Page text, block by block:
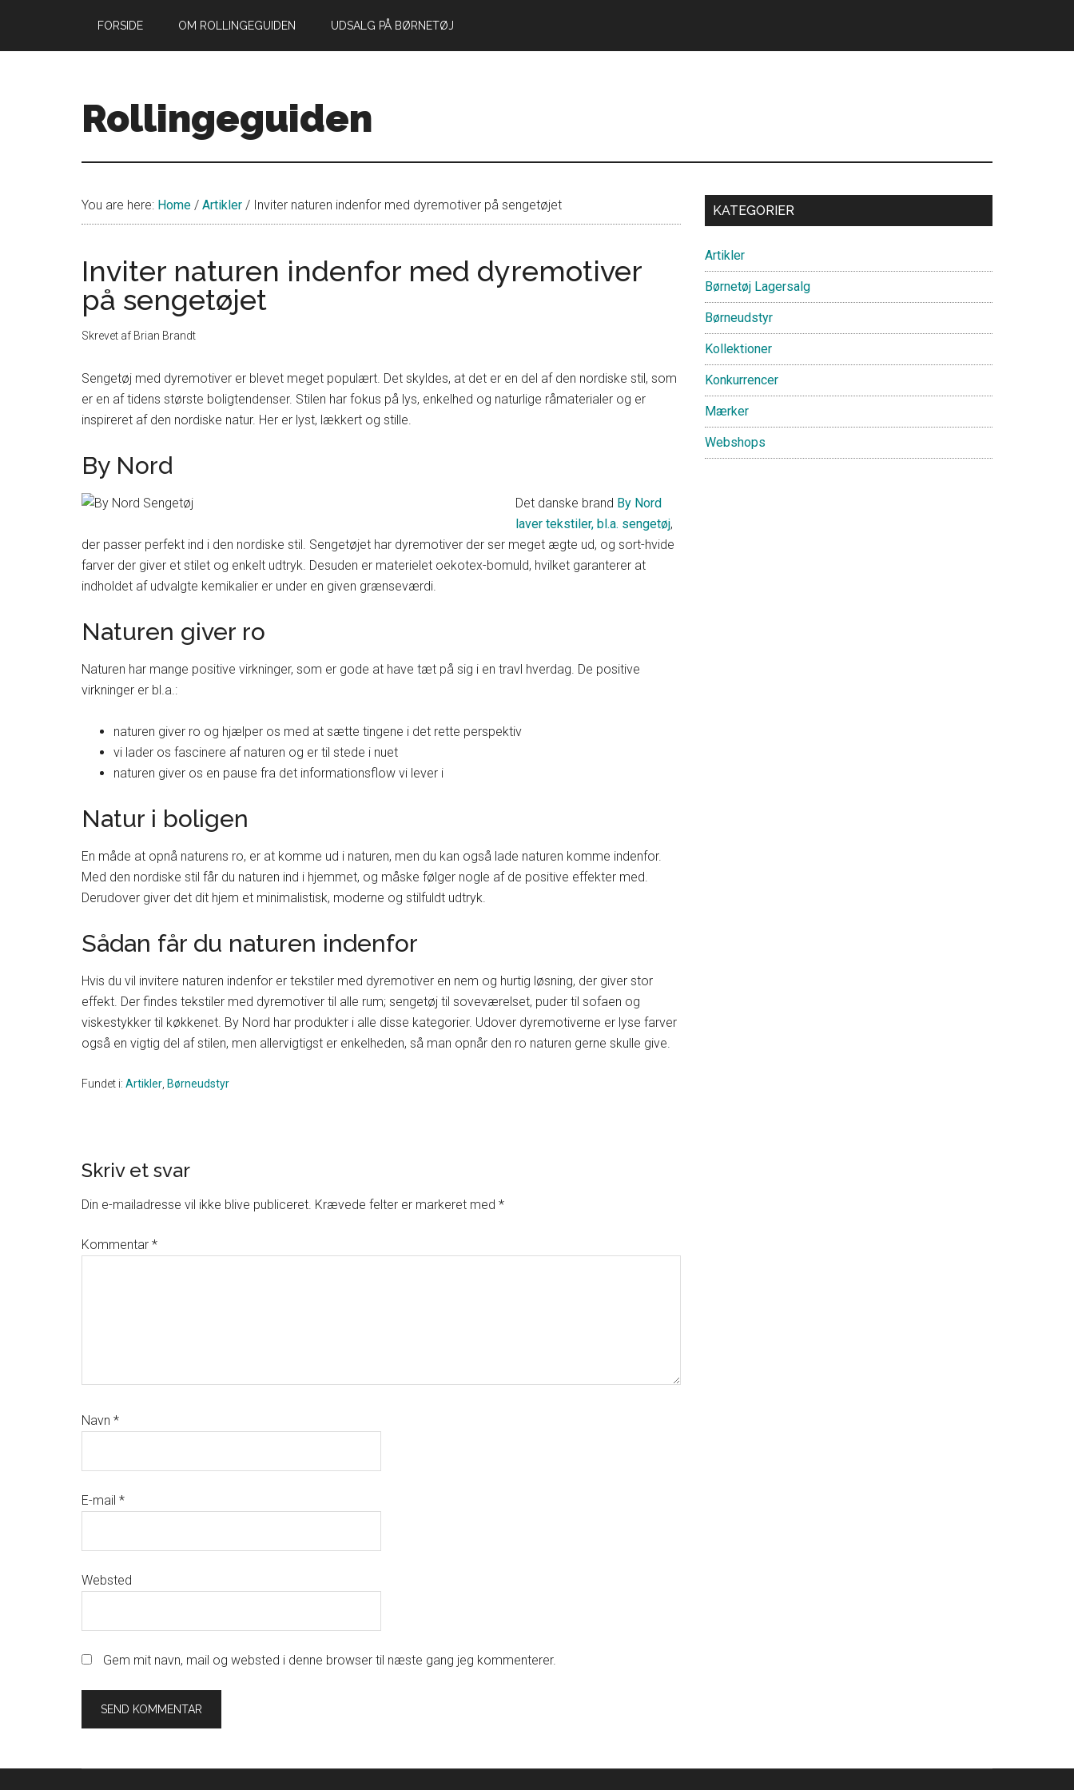
main
primary
FORSIDE OM ROLLINGEGUIDEN UDSALG PÅ BØRNETØJ
Rollingeguiden
guide
livet
med
små
rollinger
You are here: Home / Artikler / Inviter naturen indenfor med dyremotiver på sengetøjet
Inviter naturen indenfor med dyremotiver
på sengetøjet
Skrevet af Brian Brandt
Sengetøj med dyremotiver er blevet meget populært. Det skyldes, at det er en del af den nordiske stil, som
er en af tidens største boligtendenser. Stilen har fokus på lys, enkelhed og naturlige råmaterialer og er
inspireret af den nordiske natur. Her er lyst, lækkert og stille.
By Nord
Det danske brand By Nord
laver tekstiler, bl.a. sengetøj,
der passer perfekt ind i den nordiske stil. Sengetøjet har dyremotiver der ser meget ægte ud, og sort-hvide
farver der giver et stilet og enkelt udtryk. Desuden er materielet oekotex-bomuld, hvilket garanterer at
indholdet af udvalgte kemikalier er under en given grænseværdi.
Naturen giver ro
Naturen har mange positive virkninger, som er gode at have tæt på sig i en travl hverdag. De positive
virkninger er bl.a.:
naturen giver ro og hjælper os med at sætte tingene i det rette perspektiv
vi lader os fascinere af naturen og er til stede i nuet
naturen giver os en pause fra det informationsflow vi lever i
Natur i boligen
En måde at opnå naturens ro, er at komme ud i naturen, men du kan også lade naturen komme indenfor.
Med den nordiske stil får du naturen ind i hjemmet, og måske følger nogle af de positive effekter med.
Derudover giver det dit hjem et minimalistisk, moderne og stilfuldt udtryk.
Sådan får du naturen indenfor
Hvis du vil invitere naturen indenfor er tekstiler med dyremotiver en nem og hurtig løsning, der giver stor
effekt. Der findes tekstiler med dyremotiver til alle rum; sengetøj til soveværelset, puder til sofaen og
viskestykker til køkkenet. By Nord har produkter i alle disse kategorier. Udover dyremotiverne er lyse farver
også en vigtig del af stilen, men allervigtigst er enkelheden, så man opnår den ro naturen gerne skulle give.
Fundet i: Artikler Børneudstyr
Reader
Interactions
Skriv et svar
Din e-mailadresse vil ikke blive publiceret. Krævede felter er markeret med *
Kommentar *
Navn *
E-mail *
Websted
Gem mit navn, mail og websted i denne browser til næste gang jeg kommenterer.
Primary
KATEGORIER
Artikler
Børnetøj Lagersalg
Børneudstyr
Kollektioner
Konkurrencer
Mærker
Webshops